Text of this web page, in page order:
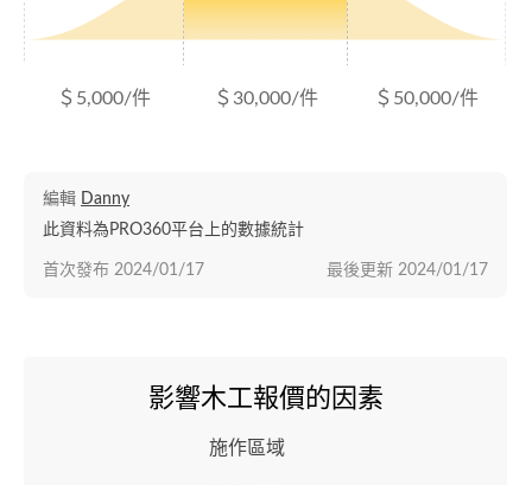
＄5,000/件 ＄30,000/件 ＄50,000/件
編輯 Danny
此資料為PRO360平台上的數據統計
最後更新 2024/01/17
首次發布 2024/01/17
影響木工報價的因素
施作區域